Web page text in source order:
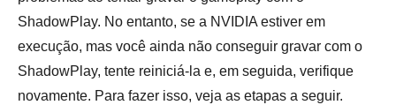
ShadowPlay. No entanto, se a NVIDIA estiver em
execução, mas você ainda não conseguir gravar com o
ShadowPlay, tente reiniciá-la e, em seguida, verifique
novamente. Para fazer isso, veja as etapas a seguir.